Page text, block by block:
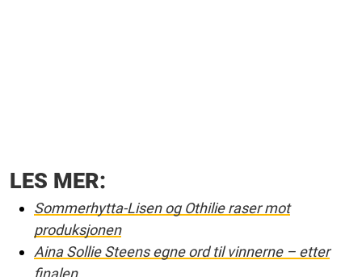
LES MER:
Sommerhytta-Lisen og Othilie raser mot
produksjonen
Aina Sollie Steens egne ord til vinnerne – etter
finalen